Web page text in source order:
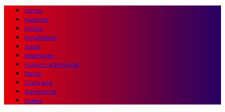
Home
Nasional
Politik
Pendidikan
Sosial
Kesehatan
Hukum & Kriminal
Bisnis
Olahraga
Advertorial
Indeks